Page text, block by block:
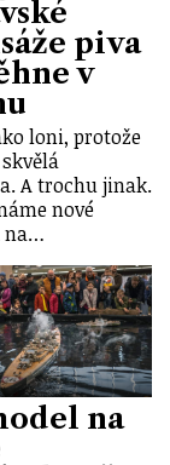
piva
v
loni, protože
A trochu jinak.
nové
na…
na